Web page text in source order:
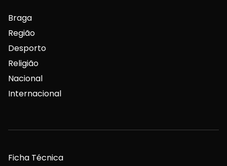
Braga
Região
Desporto
Religião
Nacional
Internacional
Ficha Técnica